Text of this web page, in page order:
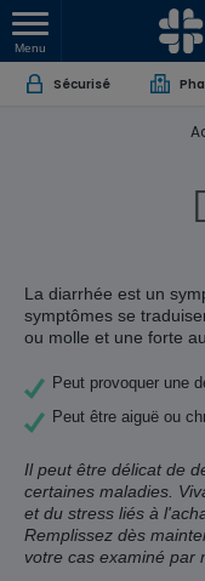
Menu
Sécurisé
La diarrhée est un
symptômes se
ou molle et une forte
Peut provoquer une
Peut être aiguë ou
Il peut être délicat de
certaines maladies.
et du stress liés à
Remplissez dès
votre cas examiné par